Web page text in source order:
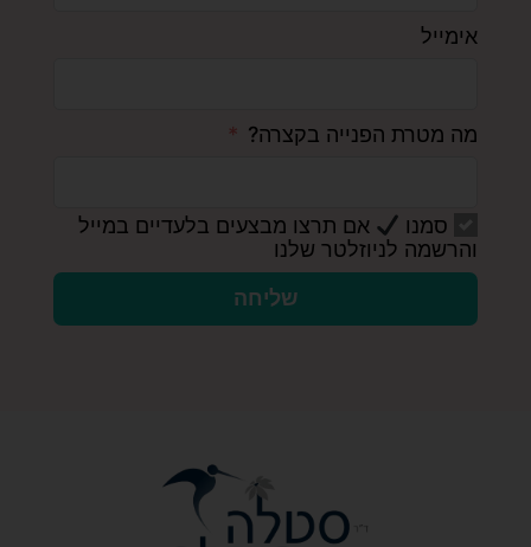
אימייל
מה מטרת הפנייה בקצרה?
סמנו
אם תרצו מבצעים בלעדיים במייל
והרשמה לניוזלטר שלנו
שליחה